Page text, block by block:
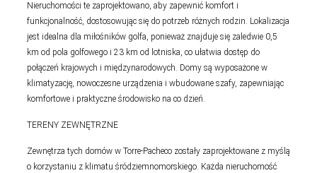
Nieruchomości te zaprojektowano, aby zapewnić komfort i
funkcjonalność, dostosowując się do potrzeb różnych rodzin. Lokalizacja
jest idealna dla miłośników golfa, ponieważ znajduje się zaledwie 0,5
km od pola golfowego i 23 km od lotniska, co ułatwia dostęp do
połączeń krajowych i międzynarodowych. Domy są wyposażone w
klimatyzację, nowoczesne urządzenia i wbudowane szafy, zapewniając
komfortowe i praktyczne środowisko na co dzień.
TERENY ZEWNĘTRZNE
Zewnętrza tych domów w Torre-Pacheco zostały zaprojektowane z myślą
o korzystaniu z klimatu śródziemnomorskiego. Każda nieruchomość